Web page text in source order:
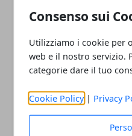
Consenso sui
Utilizziamo i cookie per
web e il nostro servizio.
categorie dare il tuo
Cookie Policy | Privacy